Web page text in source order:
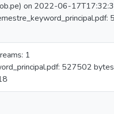
on 2022-06-
1
527502